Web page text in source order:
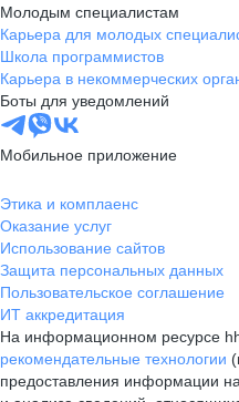
Молодым специалистам
Карьера для молодых
Школа программистов
Карьера в некоммерческих
Боты для уведомлений
Мобильное приложение
Этика и комплаенс
Оказание услуг
Использование сайтов
Защита персональных данных
Пользовательское соглашение
ИТ аккредитация
На информационном ресурсе
рекомендательные технологии
предоставления информации